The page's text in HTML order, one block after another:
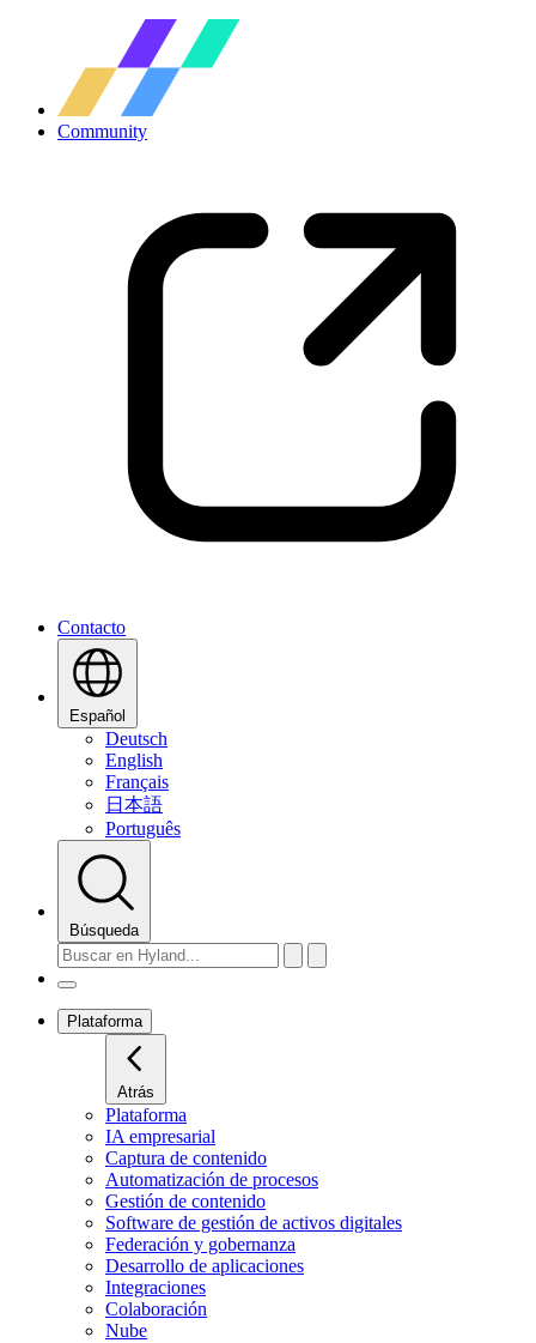
Community
Contacto
Español
Deutsch
English
Français
日本語
Português
Búsqueda
Plataforma
Atrás
Plataforma
IA empresarial
Captura de contenido
Automatización de procesos
Gestión de contenido
Software de gestión de activos digitales
Federación y gobernanza
Desarrollo de aplicaciones
Integraciones
Colaboración
Nube